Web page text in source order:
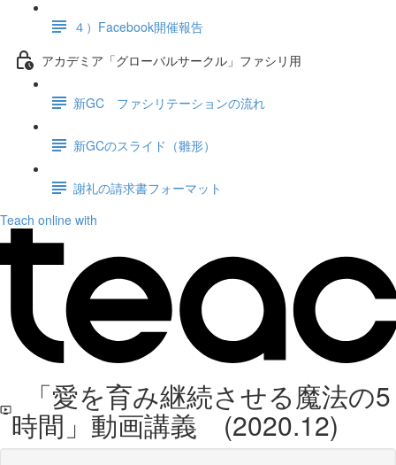
４）Facebook開催報告
アカデミア「グローバルサークル」ファシリ用
新GC ファシリテーションの流れ
新GCのスライド（雛形）
謝礼の請求書フォーマット
Teach online with
「愛を育み継続させる魔法の5
時間」動画講義 (2020.12)